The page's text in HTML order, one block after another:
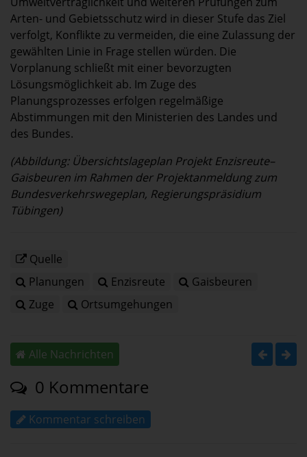
Arten- und Gebietsschutz wird in dieser Stufe das Ziel
verfolgt, Konflikte zu vermeiden, die eine Zulassung der
gewählten Linie in Frage stellen würden. Die
Vorplanung schließt mit einer bevorzugten
Lösungsmöglichkeit ab. Im Zuge des
Planungsprozesses erfolgen regelmäßige
Abstimmungen mit den Ministerien des Landes und
des Bundes.
(Abbildung: Übersichtslageplan Projekt Enzisreute–
Gaisbeuren im Rahmen der Projektanmeldung zum
Bundesverkehrswegeplan, Regierungspräsidium
Tübingen)
Quelle
Planungen
Enzisreute
Gaisbeuren
Zuge
Ortsumgehungen
Alle Nachrichten
0 Kommentare
Kommentar schreiben